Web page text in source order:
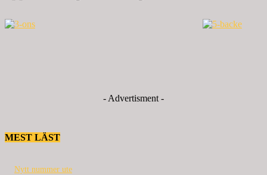
- Advertisment -
MEST LÄST
Nytt nummer ute